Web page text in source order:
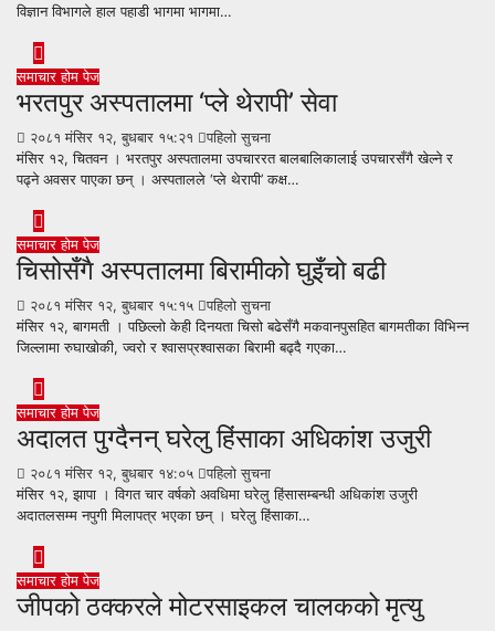
विज्ञान विभागले हाल पहाडी भागमा भागमा…
समाचारहोम पेज
भरतपुर अस्पतालमा ‘प्ले थेरापी’ सेवा
२०८१ मंसिर १२, बुधबार १५:२१
पहिलो सुचना
मंसिर १२, चितवन । भरतपुर अस्पतालमा उपचाररत बालबालिकालाई उपचारसँगै खेल्ने र
पढ्ने अवसर पाएका छन् । अस्पतालले ‘प्ले थेरापी’ कक्ष…
समाचारहोम पेज
चिसोसँगै अस्पतालमा बिरामीको घुइँचो बढी
२०८१ मंसिर १२, बुधबार १५:१५
पहिलो सुचना
मंसिर १२, बागमती । पछिल्लो केही दिनयता चिसो बढेसँगै मकवानपुसहित बागमतीका विभिन्न
जिल्लामा रुघाखोकी, ज्वरो र श्वासप्रश्वासका बिरामी बढ्दै गएका…
समाचारहोम पेज
अदालत पुग्दैनन् घरेलु हिंसाका अधिकांश उजुरी
२०८१ मंसिर १२, बुधबार १४:०५
पहिलो सुचना
मंसिर १२, झापा । विगत चार वर्षको अवधिमा घरेलु हिंसासम्बन्धी अधिकांश उजुरी
अदातलसम्म नपुगी मिलापत्र भएका छन् । घरेलु हिंसाका…
समाचारहोम पेज
जीपको ठक्करले मोटरसाइकल चालकको मृत्यु